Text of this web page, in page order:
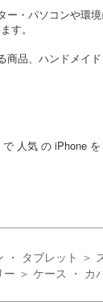
ー・パソコンや環
す。
商品、ハンドメイ
人気 の iPhone
・ タブレット ＞
＞ ケース ・ カ